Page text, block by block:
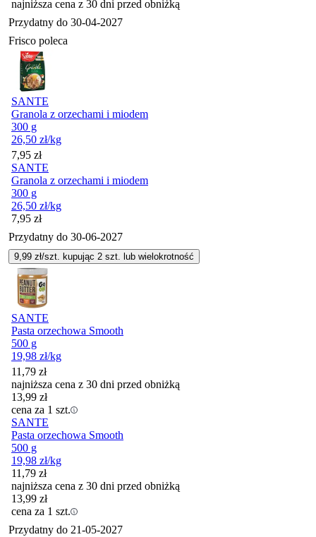
najniższa cena z 30 dni przed obniżką
Przydatny do 30-04-2027
Frisco poleca
SANTE
Granola z orzechami i miodem
300 g
26,50 zł/kg
Cena
7,95 zł
SANTE
Granola z orzechami i miodem
300 g
26,50 zł/kg
Cena
7,95 zł
Przydatny do 30-06-2027
9,99 zł/szt. kupując 2 szt. lub wielokrotność
SANTE
Pasta orzechowa Smooth
500 g
19,98 zł/kg
11,79 zł
najniższa cena z 30 dni przed obniżką
13,99 zł
cena za 1 szt.
SANTE
Pasta orzechowa Smooth
500 g
19,98 zł/kg
11,79 zł
najniższa cena z 30 dni przed obniżką
13,99 zł
cena za 1 szt.
Przydatny do 21-05-2027